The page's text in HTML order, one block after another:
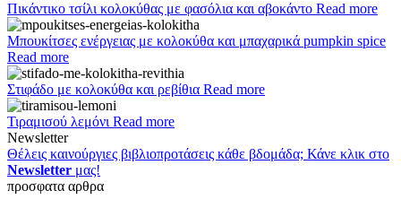
Πικάντικο τσίλι κολοκύθας με φασόλια και αβοκάντο Read more
Μπουκίτσες ενέργειας με κολοκύθα και μπαχαρικά pumpkin spice
Read more
Στιφάδο με κολοκύθα και ρεβίθια Read more
Τιραμισού λεμόνιRead more
Newsletter
Θέλεις καινούργιες βιβλιοπροτάσεις κάθε βδομάδα; Κάνε κλικ στο
Newsletter μας!
προσφατα αρθρα